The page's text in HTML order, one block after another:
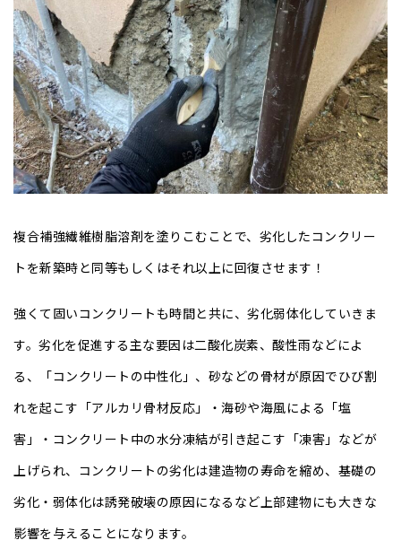
複合補強繊維樹脂溶剤を塗りこむことで、劣化したコンクリー
トを新築時と同等もしくはそれ以上に回復させます！
強くて固いコンクリートも時間と共に、劣化弱体化していきま
す。劣化を促進する主な要因は二酸化炭素、酸性雨などによ
る、「コンクリートの中性化」、砂などの骨材が原因でひび割
れを起こす「アルカリ骨材反応」・海砂や海風による「塩
害」・コンクリート中の水分凍結が引き起こす「凍害」などが
上げられ、コンクリートの劣化は建造物の寿命を縮め、基礎の
劣化・弱体化は誘発破壊の原因になるなど上部建物にも大きな
影響を与えることになります。